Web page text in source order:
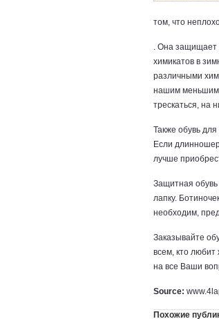
том, что
. Она защищает
химикатов в
различными
нашим меньшим.
трескаться, на
Также обувь
Если
лучше
Защитная
лапку.
необходим,
Заказывайте
всем, кто
на все Ваши
Source:
Похожие